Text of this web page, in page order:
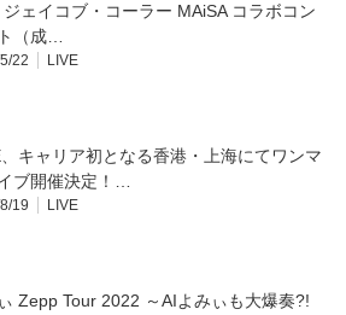
ェイコブ・コーラー MAiSA コラボコン
（成…
22 LIVE
キャリア初となる香港・上海にてワンマ
ブ開催決定！…
19 LIVE
Zepp Tour 2022 ～AIよみぃも大爆奏?!